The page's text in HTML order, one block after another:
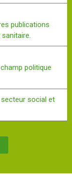
publications
politique
social et